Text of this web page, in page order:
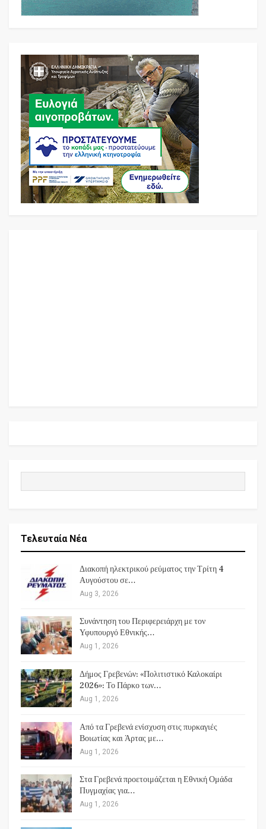
Τελευταία Νέα
Διακοπή ηλεκτρικού ρεύματος την Τρίτη 4
Αυγούστου σε…
Aug 3, 2026
Συνάντηση του Περιφερειάρχη με τον
Υφυπουργό Εθνικής…
Aug 1, 2026
Δήμος Γρεβενών: «Πολιτιστικό Καλοκαίρι
2026»: Το Πάρκο των…
Aug 1, 2026
Από τα Γρεβενά ενίσχυση στις πυρκαγιές
Βοιωτίας και Άρτας με…
Aug 1, 2026
Στα Γρεβενά προετοιμάζεται η Εθνική Ομάδα
Πυγμαχίας για…
Aug 1, 2026